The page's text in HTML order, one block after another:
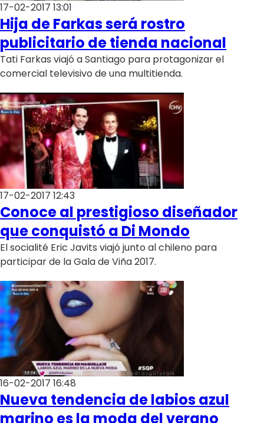
17-02-2017 13:01
Hija de Farkas será rostro
publicitario de tienda nacional
Tati Farkas viajó a Santiago para protagonizar el
comercial televisivo de una multitienda.
17-02-2017 12:43
Conoce al prestigioso diseñador
que conquistó a Di Mondo
El socialité Eric Javits viajó junto al chileno para
participar de la Gala de Viña 2017.
16-02-2017 16:48
Nueva tendencia de labios azul
marino es la moda del verano